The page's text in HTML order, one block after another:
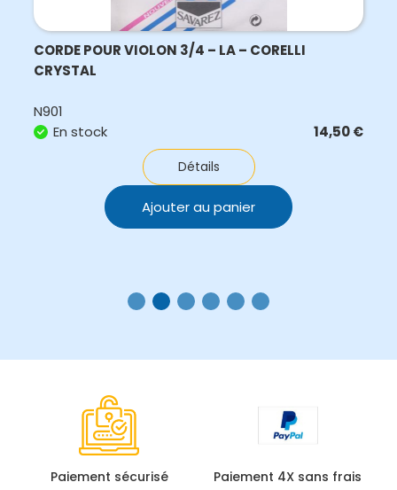
CORDE POUR VIOLON 3/4 – LA – CORELLI
CRYSTAL
N901
En stock
14,50€
Détails
Ajouter au panier
Paiement sécurisé Paiement 4X sans frais